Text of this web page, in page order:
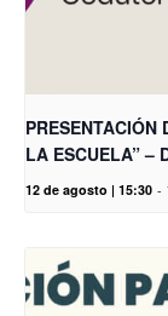
LA ESCUELA” –
12 de agosto | 15:30 -